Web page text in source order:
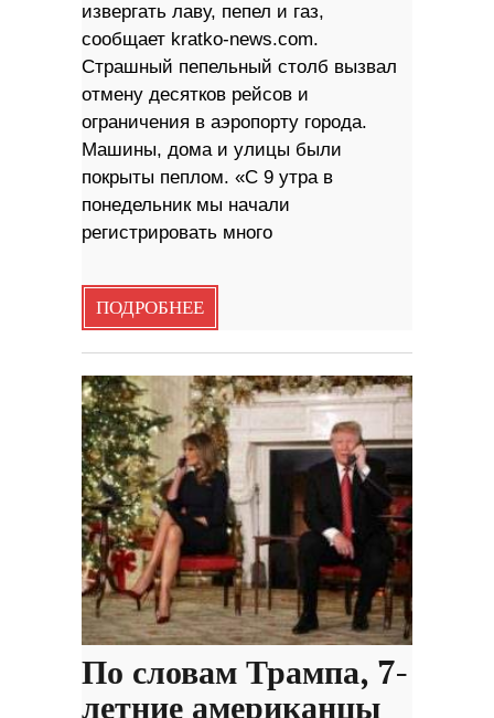
извергать лаву, пепел и газ,
сообщает kratko-news.com.
Страшный пепельный столб вызвал
отмену десятков рейсов и
ограничения в аэропорту города.
Машины, дома и улицы были
покрыты пеплом. «С 9 утра в
понедельник мы начали
регистрировать много
ПОДРОБНЕЕ
По словам Трампа, 7-
летние американцы